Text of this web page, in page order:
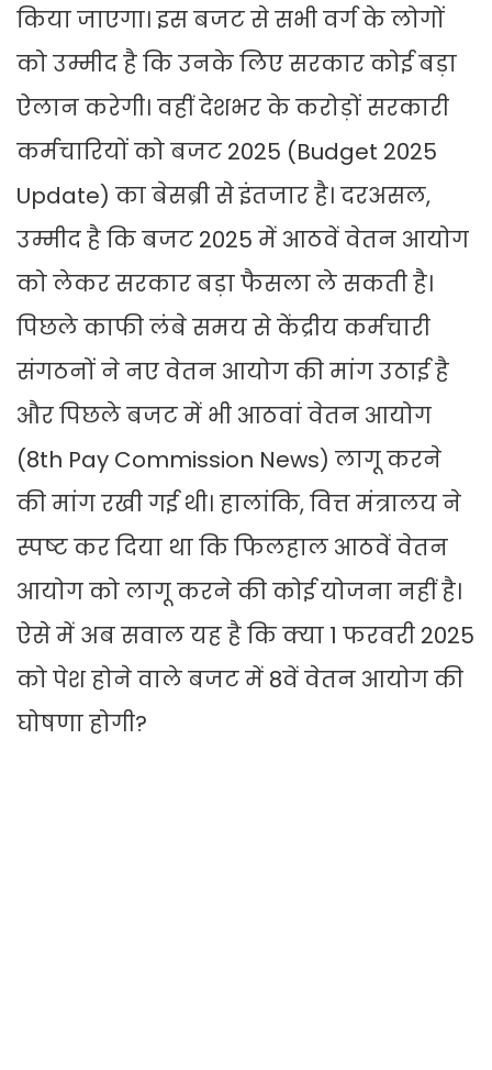
किया जाएगा। इस बजट से सभी वर्ग के लोगों
को उम्मीद है कि उनके लिए सरकार कोई बड़ा
ऐलान करेगी। वहीं देशभर के करोड़ों सरकारी
कर्मचारियों को बजट 2025 (Budget 2025
Update) का बेसब्री से इंतजार है। दरअसल,
उम्मीद है कि बजट 2025 में आठवें वेतन आयोग
को लेकर सरकार बड़ा फैसला ले सकती है।
पिछले काफी लंबे समय से केंद्रीय कर्मचारी
संगठनों ने नए वेतन आयोग की मांग उठाई है
और पिछले बजट में भी आठवां वेतन आयोग
(8th Pay Commission News) लागू करने
की मांग रखी गई थी। हालांकि, वित्त मंत्रालय ने
स्पष्ट कर दिया था कि फिलहाल आठवें वेतन
आयोग को लागू करने की कोई योजना नहीं है।
ऐसे में अब सवाल यह है कि क्या 1 फरवरी 2025
को पेश होने वाले बजट में 8वें वेतन आयोग की
घोषणा होगी?